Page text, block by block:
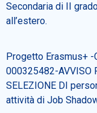
Secondaria di II
all’estero.
Progetto Erasmus+
000325482-AVVISO
SELEZIONE DI
attività di Job